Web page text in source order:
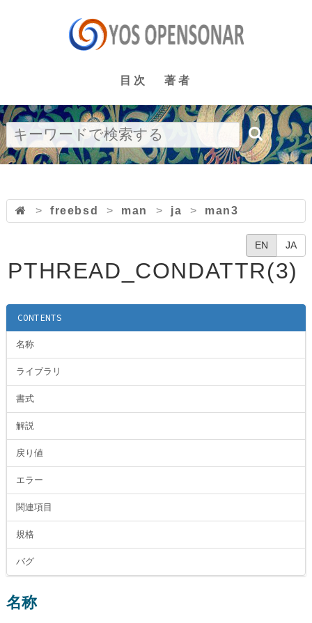
目次 著者
> freebsd > man > ja > man3
EN JA
PTHREAD_CONDATTR(3)
CONTENTS
名称
ライブラリ
書式
解説
戻り値
エラー
関連項目
規格
バグ
名称